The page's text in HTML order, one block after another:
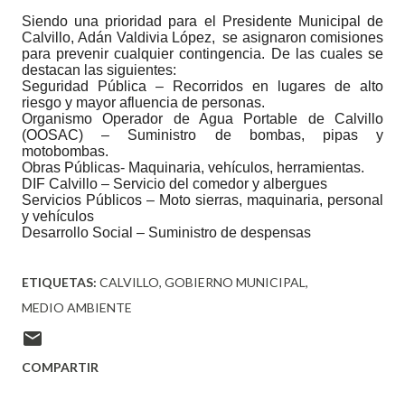
Siendo una prioridad para el
Presidente Municipal de
Calvillo, Adán Valdivia López, se asignaron comisiones
para prevenir cualquier contingencia. De las cuales se
destacan las siguientes:
Seguridad Pública – Recorridos en lugares de alto
riesgo y mayor afluencia de personas.
Organismo Operador de Agua Portable de Calvillo
(OOSAC) – Suministro de bombas, pipas y
motobombas.
Obras Públicas- Maquinaria, vehículos, herramientas.
DIF Calvillo – Servicio del comedor y albergues
Servicios Públicos – Moto sierras, maquinaria, personal
y vehículos
Desarrollo Social – Suministro de despensas
ETIQUETAS: CALVILLO GOBIERNO MUNICIPAL
MEDIO AMBIENTE
COMPARTIR